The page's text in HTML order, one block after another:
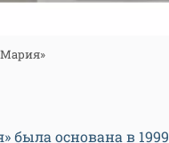
была основана в